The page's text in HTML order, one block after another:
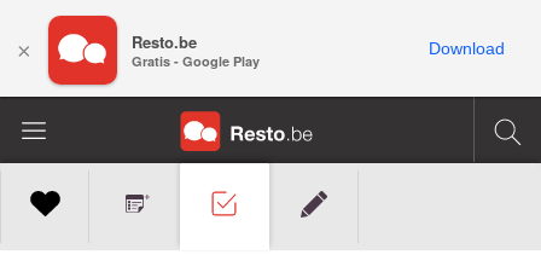
× Resto.be
Gratis - Google Play
Download